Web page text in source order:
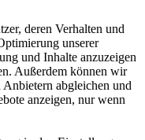
deren Verhalten und
unserer
und Inhalte anzuzeigen
Außerdem können wir
abgleichen und
anzeigen, nur wenn